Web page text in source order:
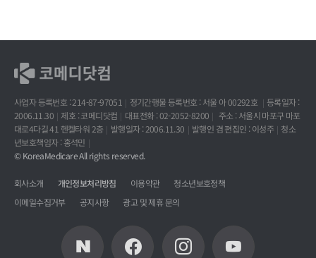
사업자 등록번호 : 214-87-97051 정기간행물 등록번호 : 서울 아 00292호
등록일자 :
2006.11.30
제호 : 코메디닷컴 대표전화 : 02-2052-8200
주소 : 서울시 마포구 마포
대로4다길 41 헨켈타워 2층
발행일자 : 2006.11.30 발행인 겸 편집인 : 이성주
청소
년보호책임자 : 홍석민
© KoreaMedicare All rights reserved.
회사소개 개인정보처리방침 이용약관
청소년보호정책
이메일수집거부
공지사항 광고 및 제휴 문의